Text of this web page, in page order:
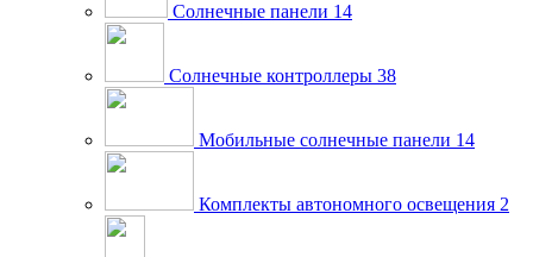
Солнечные панели 14
Солнечные контроллеры 38
Мобильные солнечные панели 14
Комплекты автономного освещения 2